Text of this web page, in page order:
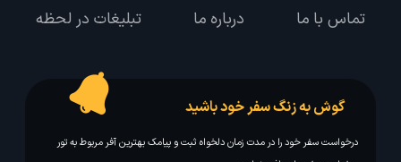
تماس با ما درباره ما تبلیغات در لحظه
گوش به زنگ سفر خود باشید
درخواست سفر خود را در مدت زمان دلخواه ثبت و پیامک بهترین آفر مربوط به تور